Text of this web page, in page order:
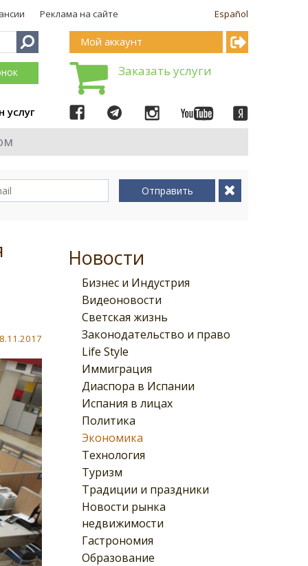
Español
Реклама на сайте
услуг
Мой аккаунт
Заказать услуги
Отправить
Новости
Бизнес и Индустрия
Видеоновости
Светская жизнь
Законодательство и право
Life Style
Иммиграция
Диаспора в Испании
Испания в лицах
Политика
Экономика
Технология
Туризм
Традиции и праздники
Новости рынка
недвижимости
Гастрономия
Образование